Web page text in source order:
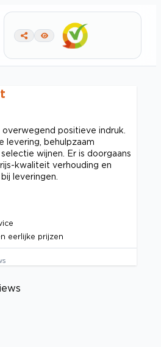
positieve indruk.
levering, behulpzaam
wijnen. Er is doorgaans
kwaliteit verhouding en
leveringen.
eerlijke prijzen